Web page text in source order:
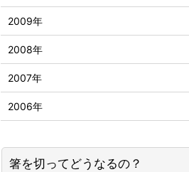
箸を切ってどうなるの？
2009年
2008年
2007年
2006年